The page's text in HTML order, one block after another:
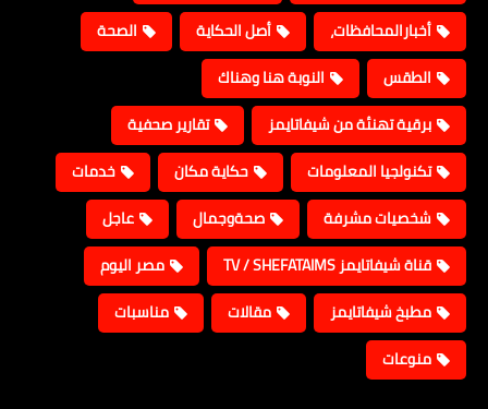
أخبارالمحافظات،
أصل الحكاية
الصحة
الطقس
النوبة هنا وهناك
برقية تهنئة من شيفاتايمز
تقارير صحفية
تكنولجيا المعلومات
حكاية مكان
خدمات
شخصيات مشرفة
صحةوجمال
عاجل
قناة شيفاتايمز TV / SHEFATAIMS
مصر اليوم
مطبخ شيفاتايمز
مقالات
مناسبات
منوعات